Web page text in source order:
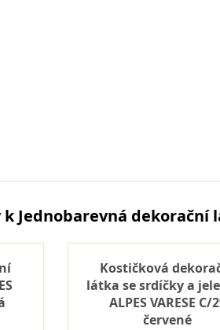
Jednobarevná dekorační
Kostičková
látka se srdíčky a
ALPES VARESE C/
červené